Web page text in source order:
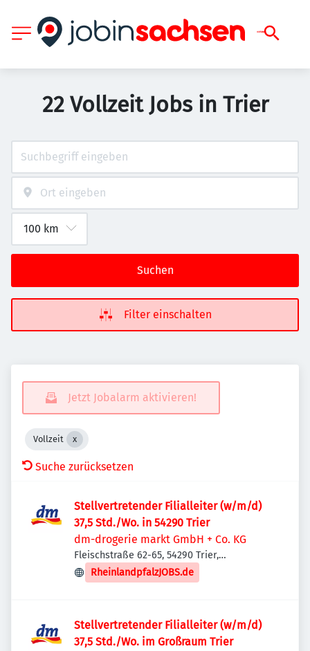
22 Vollzeit Jobs in Trier
Suchen
Filter einschalten
Jetzt Jobalarm aktivieren!
Vollzeit
Suche zurücksetzen
Stellvertretender Filialleiter (w/m/d)
37,5 Std./Wo. in 54290 Trier
dm-drogerie markt GmbH + Co. KG
Fleischstraße 62-65, 54290 Trier,
Deutschland
RheinlandpfalzJOBS.de
Stellvertretender Filialleiter (w/m/d)
37,5 Std./Wo. im Großraum Trier